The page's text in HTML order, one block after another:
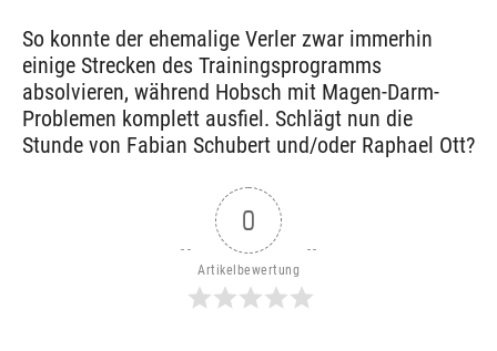
So konnte der ehemalige Verler zwar immerhin
einige Strecken des Trainingsprogramms
absolvieren, während Hobsch mit Magen-Darm-
Problemen komplett ausfiel. Schlägt nun die
Stunde von Fabian Schubert und/oder Raphael Ott?
0
Artikelbewertung